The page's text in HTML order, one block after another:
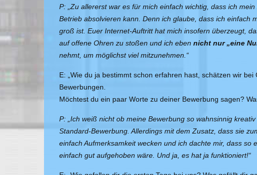
P: „Zu allererst war es für mich einfach wichtig, dass ich
Betrieb absolvieren kann. Denn ich glaube, dass ich einfach
groß ist. Euer Internet-Auftritt hat mich insofern überzeugt,
auf offene Ohren zu stoßen und ich eben nicht nur „eine
nehmt, um möglichst viel mitzunehmen.“
E: „Wie du ja bestimmt schon erfahren hast, schätzen wir
Bewerbungen.
Möchtest du ein paar Worte zu deiner Bewerbung sagen?
P: „Ich weiß nicht ob meine Bewerbung so wahnsinnig
Standard-Bewerbung. Allerdings mit dem Zusatz, dass sie
einfach Aufmerksamkeit wecken und ich dachte mir, dass so
einfach gut aufgehoben wäre. Und ja, es hat ja funktioniert!“